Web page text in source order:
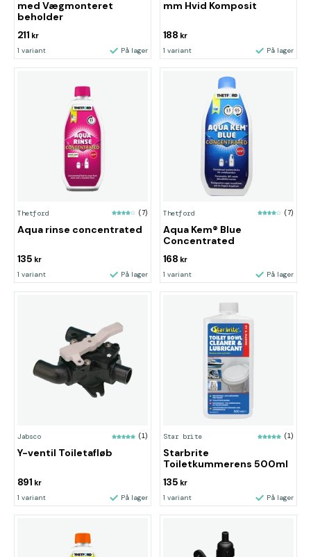
med Vægmonteret
beholder
211 kr
1 variant På lager
mm Hvid Komposit
188 kr
1 variant På lager
Thetford (7)
Aqua rinse concentrated
135 kr
1 variant På lager
Thetford (7)
Aqua Kem® Blue
Concentrated
168 kr
1 variant På lager
Jabsco (1)
Y-ventil Toiletafløb
891 kr
1 variant På lager
Star brite (1)
Starbrite
Toiletkummerens 500ml
135 kr
1 variant På lager